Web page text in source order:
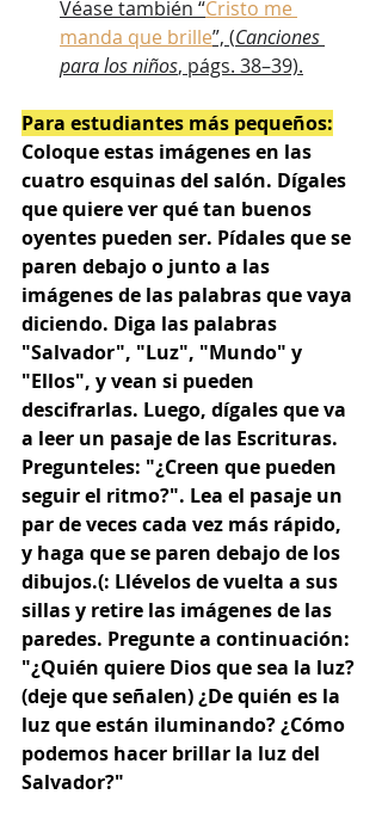
Véase también “Cristo me
manda que brille”, (Canciones
para los niños, págs. 38–39).
Para estudiantes más pequeños:
Coloque estas imágenes en las
cuatro esquinas del salón. Dígales
que quiere ver qué tan buenos
oyentes pueden ser. Pídales que se
paren debajo o junto a las
imágenes de las palabras que vaya
diciendo. Diga las palabras
"Salvador", "Luz", "Mundo" y
"Ellos", y vean si pueden
descifrarlas. Luego, dígales que va
a leer un pasaje de las Escrituras.
Pregunteles: "¿Creen que pueden
seguir el ritmo?". Lea el pasaje un
par de veces cada vez más rápido,
y haga que se paren debajo de los
dibujos.(: Llévelos de vuelta a sus
sillas y retire las imágenes de las
paredes. Pregunte a continuación:
"¿Quién quiere Dios que sea la luz?
(deje que señalen) ¿De quién es la
luz que están iluminando? ¿Cómo
podemos hacer brillar la luz del
Salvador?"